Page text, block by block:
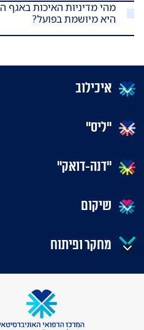
מהי מדיניות האיכות באגף
היא מיושמת בפועל?
איכילוב
"ליס"
"דנה-דואק"
שיקום
מחקר ופיתוח